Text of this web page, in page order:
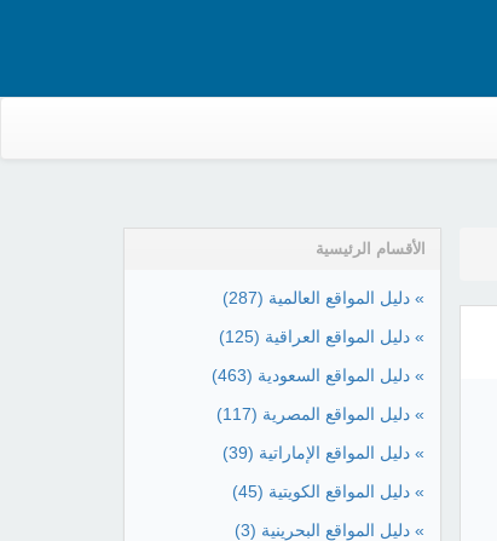
الأقسام الرئيسية
» دليل المواقع العالمية (287)
» دليل المواقع العراقية (125)
» دليل المواقع السعودية (463)
» دليل المواقع المصرية (117)
» دليل المواقع الإماراتية (39)
» دليل المواقع الكويتية (45)
» دليل المواقع البحرينية (3)